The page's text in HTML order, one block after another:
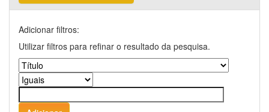
Adicionar filtros:
Utilizar filtros para refinar o resultado da pesquisa.